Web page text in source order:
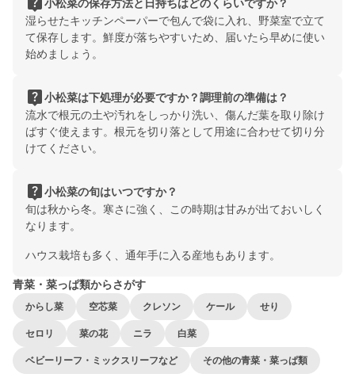
小松菜の保存方法と日持ちはどのくらいですか？
湿らせたキッチンペーパーで包んで袋に入れ、野菜室で立て
て保存します。鮮度が落ちやすいため、届いたら早めに使い
始めましょう。
live_help小松菜は下処理が必要ですか？調理前の準備は？
流水で根元の土や汚れをしっかり洗い、傷んだ葉を取り除け
ばすぐ使えます。根元を切り落として用途に合わせて切り分
けてください。
live_help小松菜の旬はいつですか？
旬は秋から冬。寒さに強く、この時期は甘みが出ておいしく
なります。
ハウス栽培も多く、通年手に入る産地もあります。
青菜・菜っぱ類からさがす
からし菜 空芯菜 クレソン ケール せり
セロリ 菜の花 ニラ 白菜
ベビーリーフ・ミックスリーフなど その他の青菜・菜っぱ類